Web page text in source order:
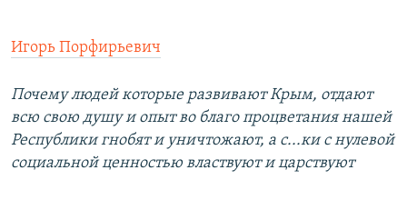
Игорь Порфирьевич
Почему людей которые развивают Крым, отдают
всю свою душу и опыт во благо процветания нашей
Республики гнобят и уничтожают, а с...ки с нулевой
социальной ценностью властвуют и царствуют